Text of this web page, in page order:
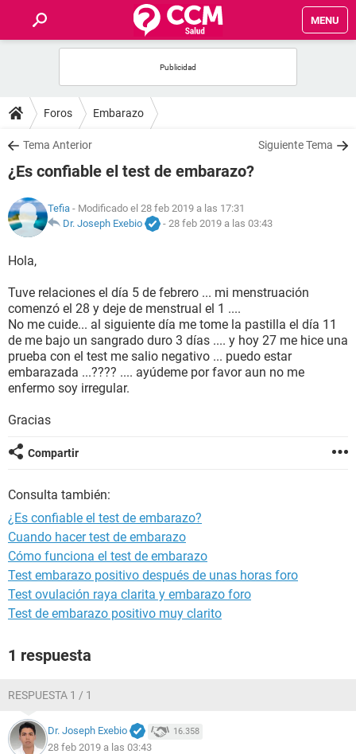
MENU
FOROS
SALUD
FAMILIA
NUTRICIÓN
BIENESTAR
SEXUALIDAD
GLOSARIO
Foros Embarazo
Tema Anterior Siguiente Tema
¿Es confiable el test de embarazo?
Tefia - Modificado el 28 feb 2019 a las 17:31
Dr. Joseph Exebio
- 28 feb 2019 a las 03:43
Hola,
Tuve relaciones el día 5 de febrero ... mi menstruación
comenzó el 28 y deje de menstrual el 1 ....
No me cuide... al siguiente día me tome la pastilla el día 11
de me bajo un sangrado duro 3 días .... y hoy 27 me hice una
prueba con el test me salio negativo ... puedo estar
embarazada ...???? .... ayúdeme por favor aun no me
enfermo soy irregular.
Gracias
Compartir
Consulta también:
¿Es confiable el test de embarazo?
Cuando hacer test de embarazo
Cómo funciona el test de embarazo
Test embarazo positivo después de unas horas foro
Test ovulación raya clarita y embarazo foro
Test de embarazo positivo muy clarito
1 respuesta
RESPUESTA 1 / 1
Dr. Joseph Exebio 16.358
28 feb 2019 a las 03:43